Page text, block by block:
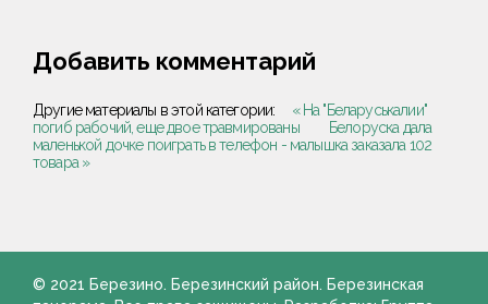
Добавить комментарий
Другие материалы в этой категории:
« На "Беларуськалии"
погиб рабочий, еще двое травмированы
Белоруска дала
маленькой дочке поиграть в телефон - малышка заказала 102
товара »
© 2021 Березино. Березинский район. Березинская